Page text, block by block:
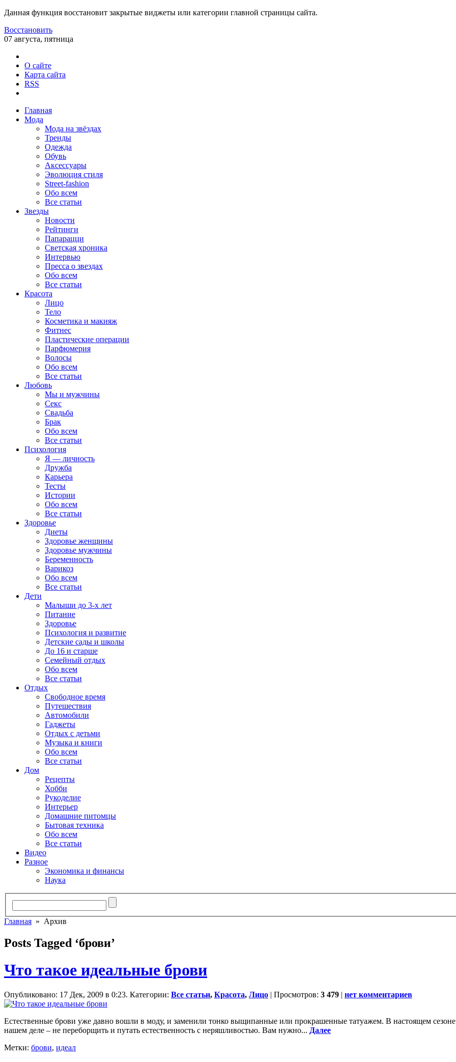
Данная функция восстановит закрытые виджеты или категории главной страницы сайта.
Восстановить
07 августа, пятница
О сайте
Карта сайта
RSS
Главная
Мода
Мода на звёздах
Тренды
Одежда
Обувь
Аксессуары
Эволюция стиля
Street-fashion
Обо всем
Все статьи
Звезды
Новости
Рейтинги
Папарацци
Светская хроника
Интервью
Пресса о звездах
Обо всем
Все статьи
Красота
Лицо
Тело
Косметика и макияж
Фитнес
Пластические операции
Парфюмерия
Волосы
Обо всем
Все статьи
Любовь
Мы и мужчины
Секс
Свадьба
Брак
Обо всем
Все статьи
Психология
Я — личность
Дружба
Карьера
Тесты
Истории
Обо всем
Все статьи
Здоровье
Диеты
Здоровье женщины
Здоровье мужчины
Беременность
Варикоз
Обо всем
Все статьи
Дети
Малыши до 3-х лет
Питание
Здоровье
Психология и развитие
Детские сады и школы
До 16 и старше
Семейный отдых
Обо всем
Все статьи
Отдых
Свободное время
Путешествия
Автомобили
Гаджеты
Отдых с детьми
Музыка и книги
Обо всем
Все статьи
Дом
Рецепты
Хобби
Рукоделие
Интерьер
Домашние питомцы
Бытовая техника
Обо всем
Все статьи
Видео
Разное
Экономика и финансы
Наука
Главная » Архив
Posts Tagged ‘брови’
Что такое идеальные брови
Опубликовано: 17 Дек, 2009 в 0:23. Категории: Все статьи, Красота, Лицо | Просмотров: 3 479 | нет комментариев
Естественные брови уже давно вошли в моду, и заменили тонко выщипанные или прокрашенные татуажем. В настоящем
нашем деле – не переборщить и путать естественность с неряшливостью. Вам нужно... Далее
Метки: брови, идеал